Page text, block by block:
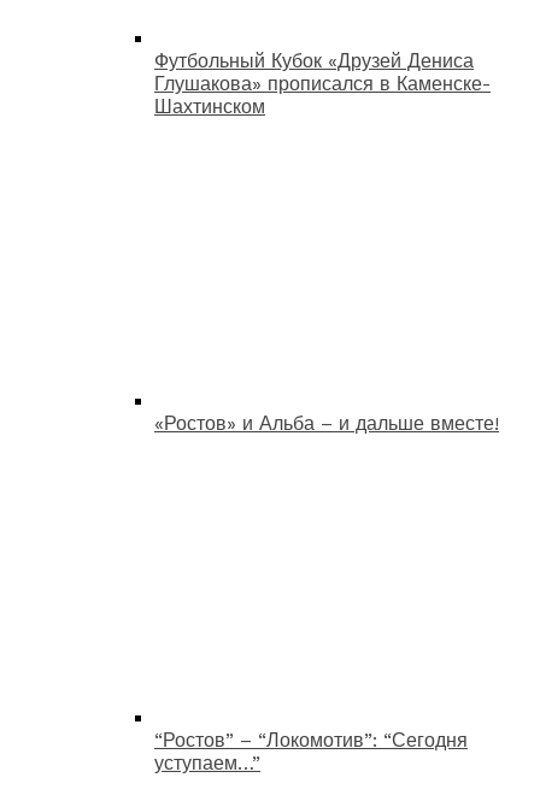
Футбольный Кубок «Друзей Дениса
Глушакова» прописался в Каменске-
Шахтинском
«Ростов» и Альба – и дальше вместе!
“Ростов” – “Локомотив”: “Сегодня
уступаем…”